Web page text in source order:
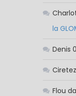
la
Denis
Flou